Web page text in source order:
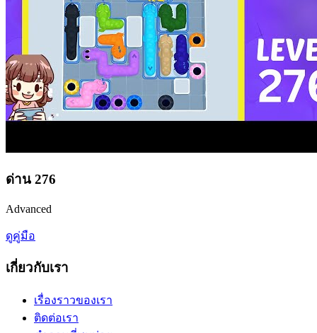
ด่าน 276
Advanced
ดูคู่มือ
เกี่ยวกับเรา
เรื่องราวของเรา
ติดต่อเรา